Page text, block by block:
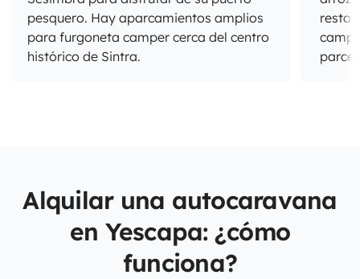
pesquero. Hay aparcamientos amplios
para furgoneta camper cerca del centro
histórico de Sintra.
Alquilar una autocaravana
en Yescapa: ¿cómo
funciona?